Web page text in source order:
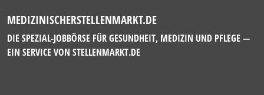
MEDIZINISCHERSTELLENMARKT.DE
DIE SPEZIAL-JOBBÖRSE FÜR GESUNDHEIT, MEDIZIN UND PFLEGE —
EIN SERVICE VON STELLENMARKT.DE